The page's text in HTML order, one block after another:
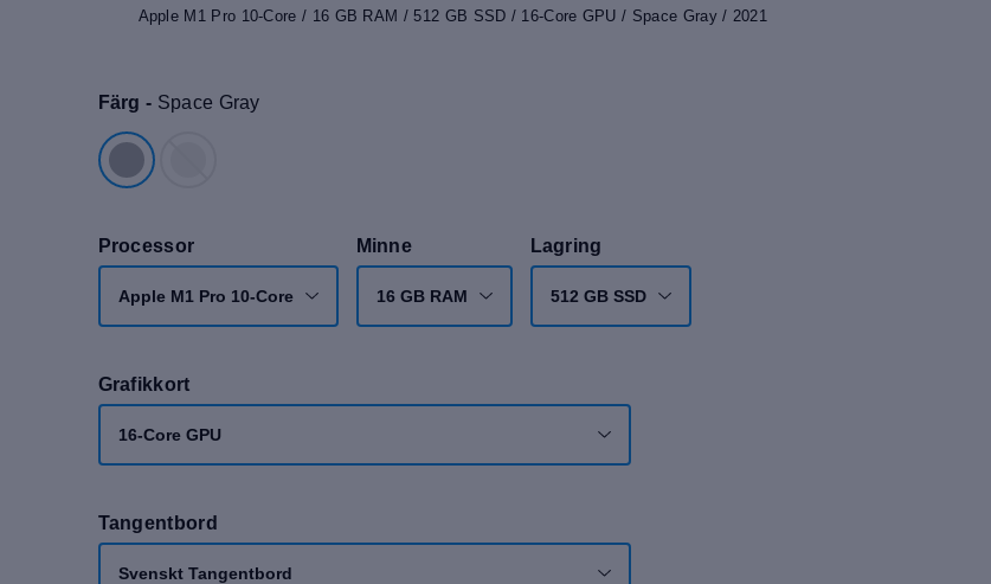
Apple M1 Pro 10-Core / 16 GB RAM / 512 GB SSD / 16-Core GPU / Space Gray / 2021
Färg - Space Gray
Processor
Apple M1 Pro 10-Core
Minne
16 GB RAM
Lagring
512 GB SSD
Grafikkort
16-Core GPU
Tangentbord
Svenskt Tangentbord